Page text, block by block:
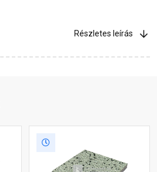
Részletes leírás